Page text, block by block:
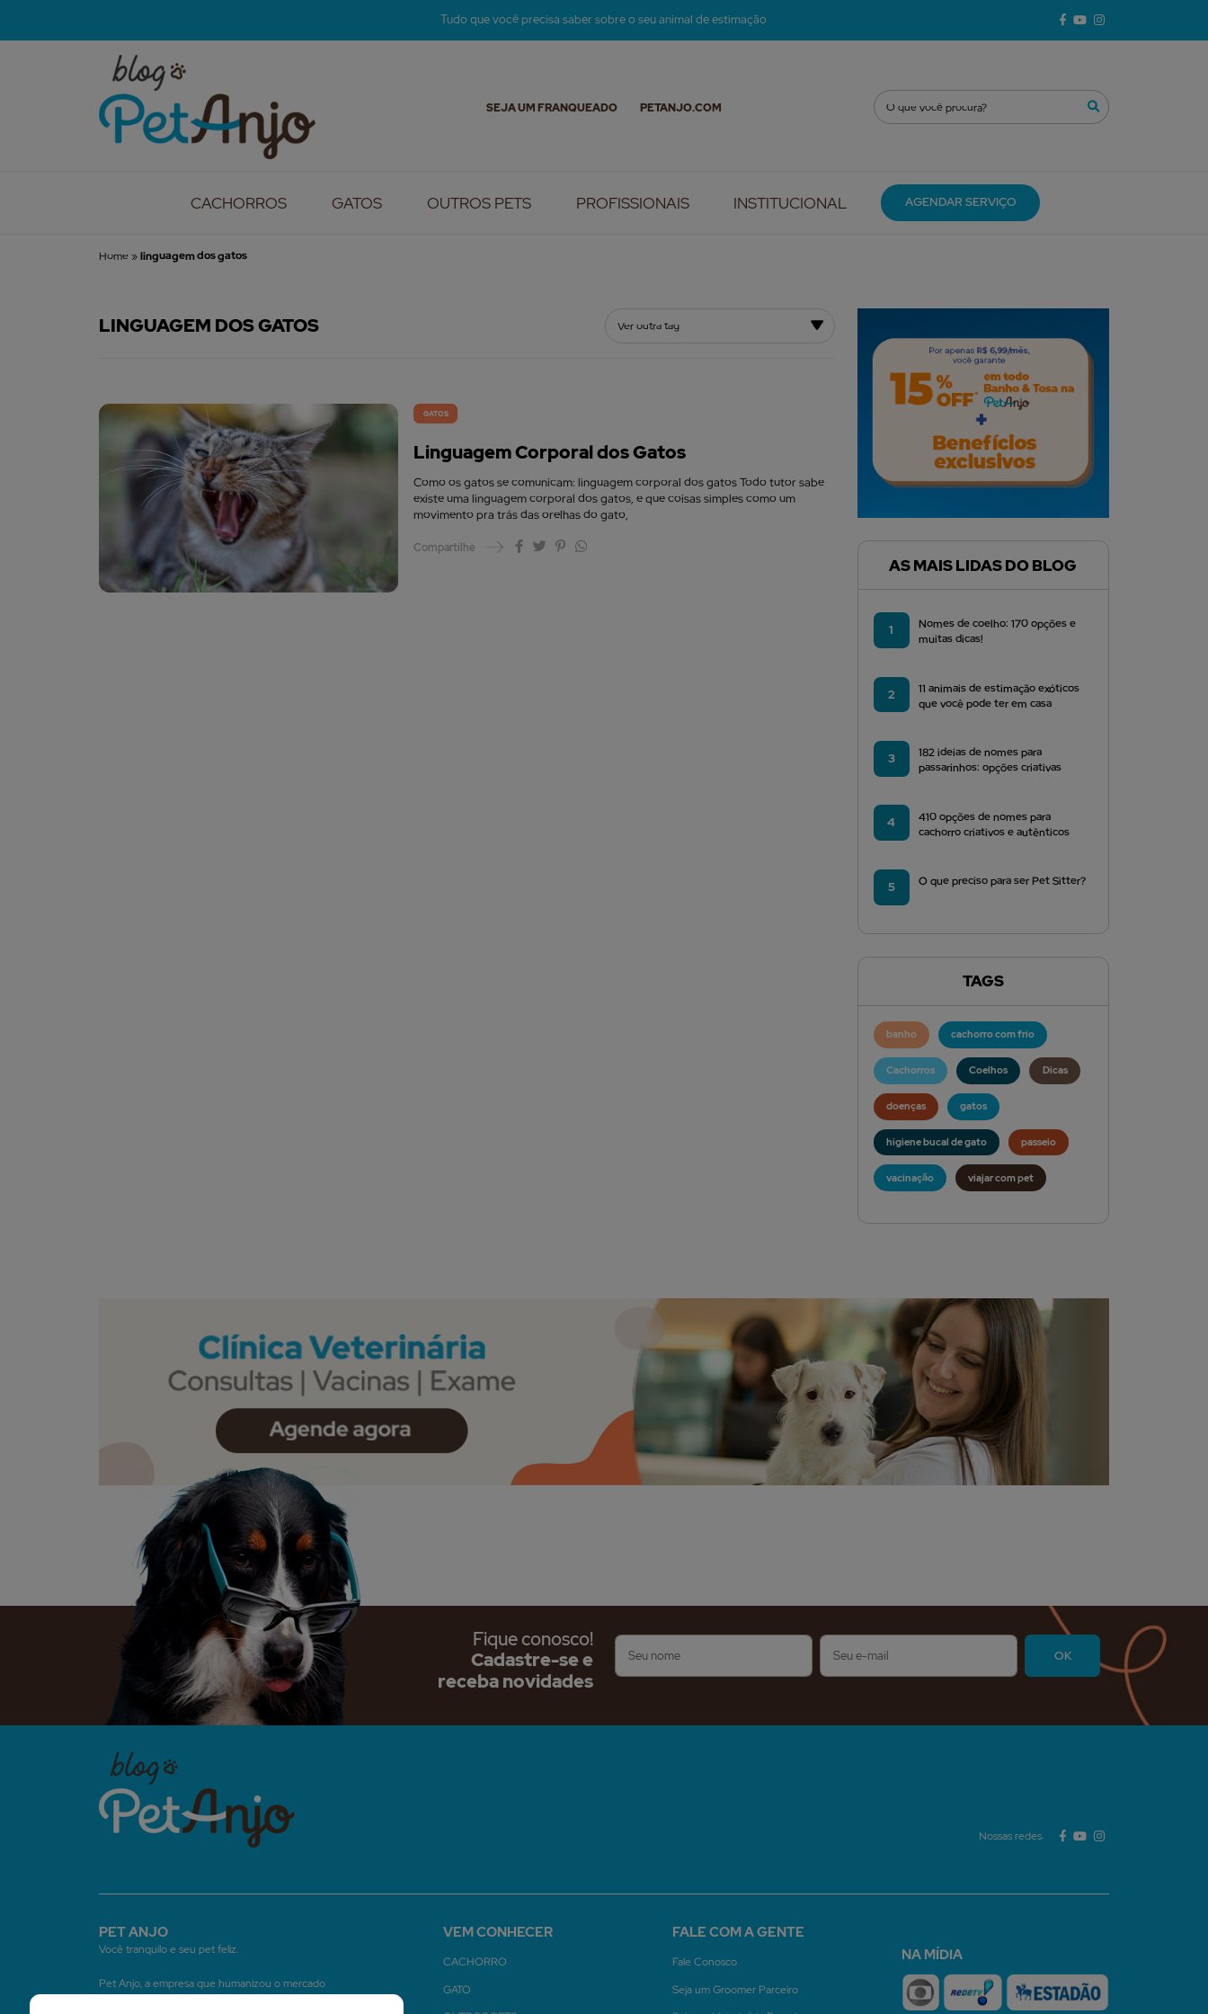
Tudo que você precisa saber sobre o seu animal de estimação
SEJA UM FRANQUEADO PETANJO.COM
CACHORROS GATOS OUTROS PETS PROFISSIONAIS INSTITUCIONAL AGENDAR SERVIÇO
Home »linguagem dos gatos
LINGUAGEM DOS GATOS
GATOS
Linguagem Corporal dos Gatos
Como os gatos se comunicam: linguagem corporal dos gatos Todo tutor sabe
existe uma linguagem corporal dos gatos, e que coisas simples como um
movimento pra trás das orelhas do gato,
Compartilhe
AS MAIS LIDAS DO BLOG
1
Nomes de coelho: 170 opções e
muitas dicas!
2
11 animais de estimação exóticos
que você pode ter em casa
3
182 ideias de nomes para
passarinhos: opções criativas
4
410 opções de nomes para
cachorro criativos e autênticos
5 O que preciso para ser Pet Sitter?
TAGS
banho cachorro com frio
Cachorros Coelhos Dicas
doenças gatos
higiene bucal de gato passeio
vacinação viajar com pet
Fique conosco!
Cadastre-se e
receba novidades
Nossas redes:
PET ANJO
Você tranquilo e seu pet feliz.
Pet Anjo, a empresa que humanizou o mercado
VEM CONHECER
CACHORRO
GATO
FALE COM A GENTE
Fale Conosco
Seja um Groomer Parceiro
NA MÍDIA